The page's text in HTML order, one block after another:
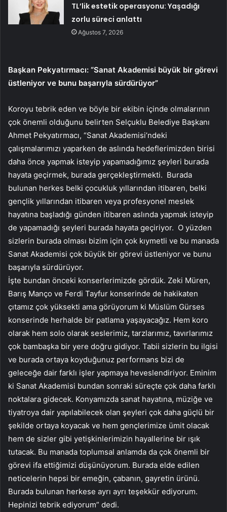
TL’lik estetik operasyonu: Yaşadığı
zorlu süreci anlattı
Ağustos 7, 2026
Başkan Pekyatırmacı: “Sanat Akademisi büyük bir görevi
üstleniyor ve bunu başarıyla sürdürüyor”
Koroyu tebrik eden ve böyle bir ekibin içinde olmalarının
çok önemli olduğunu belirten Selçuklu Belediye Başkanı
Ahmet Pekyatırmacı, “Sanat Akademisi’ndeki
çalışmalarımızı yaparken de aslında hedeflerimizden birisi
daha önce yapmak isteyip yapamadığımız şeyleri burada
hayata geçirmek, burada gerçekleştirmekti. Burada
bulunan herkes belki çocukluk yıllarından itibaren, belki
gençlik yıllarından itibaren veya profesyonel meslek
hayatına başladığı günden itibaren aslında yapmak isteyip
de yapamadığı şeyleri burada hayata geçiriyor. O yüzden
sizlerin burada olması bizim için çok kıymetli ve bu manada
Sanat Akademisi çok büyük bir görevi üstleniyor ve bunu
başarıyla sürdürüyor.
İşte bundan önceki konserlerimizde gördük. Zeki Müren,
Barış Manço ve Ferdi Tayfur konserinde de hakikaten
çıtamız çok yüksekti ama görüyorum ki Müslüm Gürses
konserinde herhalde bir patlama yaşayacağız. Hem koro
olarak hem solo olarak seslerimiz, tarzlarımız, tavırlarımız
çok bambaşka bir yere doğru gidiyor. Tabii sizlerin bu ilgisi
ve burada ortaya koyduğunuz performans bizi de
geleceğe dair farklı işler yapmaya heveslendiriyor. Eminim
ki Sanat Akademisi bundan sonraki süreçte çok daha farklı
noktalara gidecek. Konyamızda sanat hayatına, müziğe ve
tiyatroya dair yapılabilecek olan şeyleri çok daha güçlü bir
şekilde ortaya koyacak ve hem gençlerimize ümit olacak
hem de sizler gibi yetişkinlerimizin hayallerine bir ışık
tutacak. Bu manada toplumsal anlamda da çok önemli bir
görevi ifa ettiğimizi düşünüyorum. Burada elde edilen
neticelerin hepsi bir emeğin, çabanın, gayretin ürünü.
Burada bulunan herkese ayrı ayrı teşekkür ediyorum.
Hepinizi tebrik ediyorum” dedi.